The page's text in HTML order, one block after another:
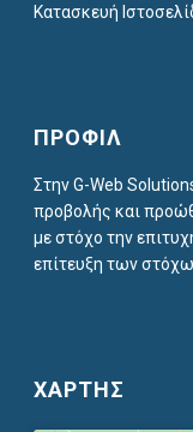
Κατασκευή
ΠΡΟΦΙΛ
Στην G-Web
προβολής και
με στόχο την
επίτευξη των
ΧΑΡΤΗΣ